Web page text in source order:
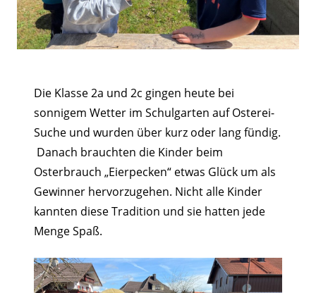
Die Klasse 2a und 2c gingen heute bei
sonnigem Wetter im Schulgarten auf Osterei-
Suche und wurden über kurz oder lang fündig.
Danach brauchten die Kinder beim
Osterbrauch „Eierpecken“ etwas Glück um als
Gewinner hervorzugehen. Nicht alle Kinder
kannten diese Tradition und sie hatten jede
Menge Spaß.